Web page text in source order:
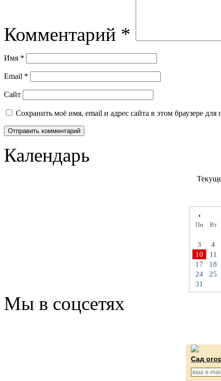
Комментарий *
Имя *
Email *
Сайт
Сохранить моё имя, email и адрес сайта в этом браузере
Календарь
‹
Пн Вт
3
4
10
11
17
18
24
25
31
Мы в соцсетях
Сад